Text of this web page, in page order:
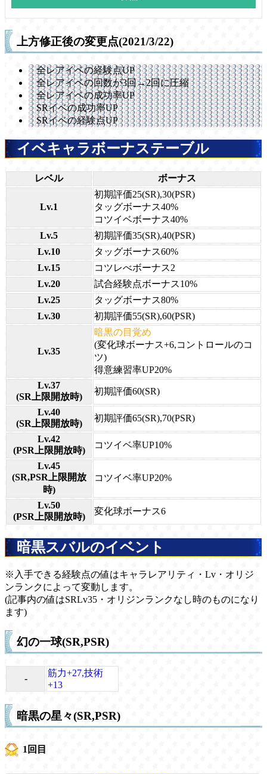
上方修正後の変更点(2021/3/22)
全レアイベの経験点UP
全レアイベの回数が3回→2回に圧縮
全レアイベの成功率UP
SRイベの成功率UP
SRイベの経験点UP
イベキャラボーナステーブル
レベル ボーナス
Lv.1
初期評価25(SR),30(PSR)
タッグボーナス40%
コツイベボーナス40%
Lv.5
初期評価35(SR),40(PSR)
Lv.10
タッグボーナス60%
Lv.15
コツレべボーナス2
Lv.20
試合経験点ボーナス10%
Lv.25
タッグボーナス80%
Lv.30
初期評価55(SR),60(PSR)
Lv.35
暗黒の目覚め
(変化球ボーナス+6,コントロールのコ
ツ)
得意練習率UP20%
Lv.37
(SR上限開放時)
初期評価60(SR)
Lv.40
(SR上限開放時)
初期評価65(SR),70(PSR)
Lv.42
(PSR上限開放時)
コツイベ率UP10%
Lv.45
(SR,PSR上限開放
時)
コツイベ率UP20%
Lv.50
(PSR上限開放時)
変化球ボーナス6
暗黒スバルのイベント
※入手できる経験点の値はキャラレアリティ・Lv・オリジ
ンランクによって変動します。
(記事内の値はSRLv35・オリジンランクなし時のものになり
ます)
幻の一球(SR,PSR)
-
筋力+27,技術
+13
暗黒の星々(SR,PSR)
1回目